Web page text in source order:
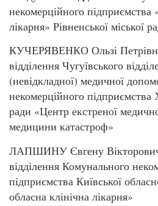
некомерційного підприємства
лікарня» Рівненської міської
КУЧЕРЯВЕНКО Ользі
відділення Чугуївського
(невідкладної) медичної
некомерційного підприємства
ради «Центр екстреної
медицини катастроф»
ЛАПШИНУ Євгену
відділення Комунального
підприємства Київської
обласна клінічна лікарня»